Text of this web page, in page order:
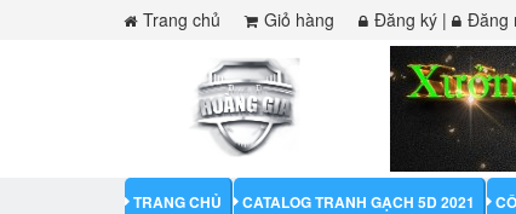
Trang chủ Giỏ hàng Đăng ký | Đăng
TRANG CHỦ CATALOG TRANH GẠCH 5D 2021